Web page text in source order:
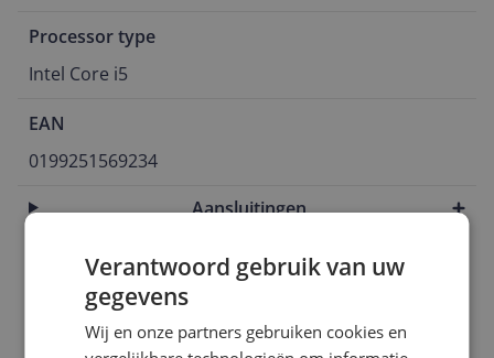
Processor type
Intel Core i5
EAN
0199251569234
Aansluitingen
Algemeen
Scherm
Verantwoord gebruik van uw
gegevens
Wij en onze partners gebruiken cookies en